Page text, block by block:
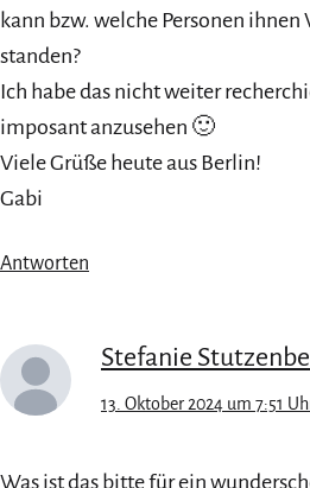
kann bzw. welche Personen
standen?
Ich habe das nicht weiter
imposant anzusehen 🙂
Viele Grüße heute aus Berlin!
Gabi
Antworten
Stefanie
13. Oktober 2024 um 7:51
Was ist das bitte für ein